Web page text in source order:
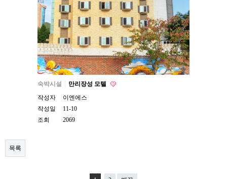
숙박시설
만리장성 모텔
작성자
이엔에스
작성일
11-10
조회
2069
목록